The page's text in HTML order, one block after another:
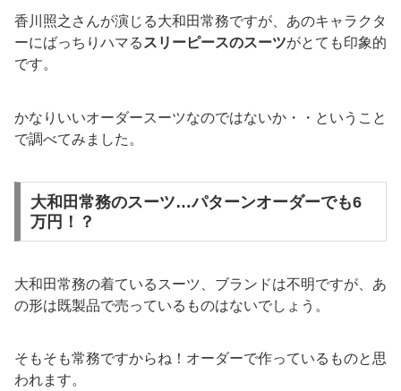
香川照之さんが演じる大和田常務ですが、あのキャラクタ
ーにばっちりハマる スリーピースのスーツがとても印象的
です。
かなりいいオーダースーツなのではないか・・ということ
で調べてみました。
大和田常務のスーツ…パターンオーダーでも6
万円！？
大和田常務の着ているスーツ、ブランドは不明ですが、あ
の形は既製品で売っているものはないでしょう。
そもそも常務ですからね！オーダーで作っているものと思
われます。